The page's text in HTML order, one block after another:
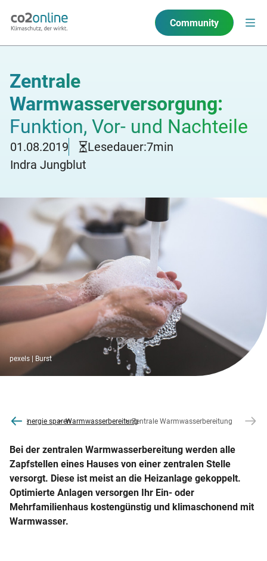
Community
Zentrale
Warmwasserversorgung:
Funktion, Vor- und Nachteile
01.08.2019 Lesedauer:7min
Indra Jungblut
pexels | Burst
Energie sparenWarmwasserbereitungZentrale Warmwasserbereitung
Bei der zentralen Warmwasserbereitung werden alle
Zapfstellen eines Hauses von einer zentralen Stelle
versorgt. Diese ist meist an die Heizanlage gekoppelt.
Optimierte Anlagen versorgen Ihr Ein- oder
Mehrfamilienhaus kostengünstig und klimaschonend mit
Warmwasser.